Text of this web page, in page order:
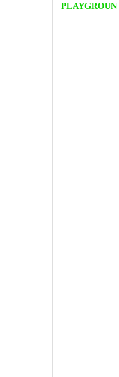
PLAYGROUN